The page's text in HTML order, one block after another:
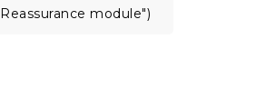
module")